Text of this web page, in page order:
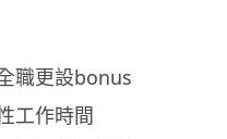
職更設bonus
工作時間